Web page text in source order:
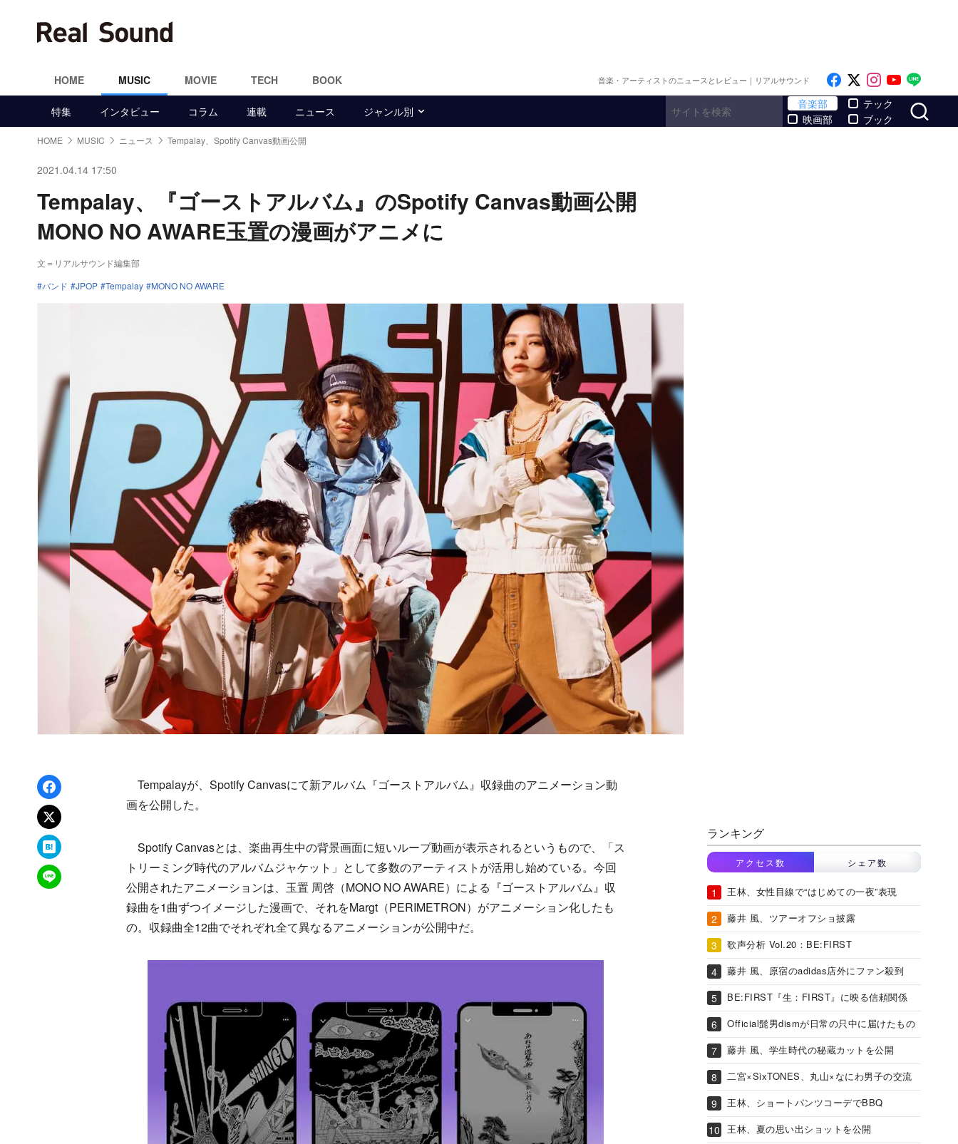
HOME MUSIC MOVIE TECH BOOK 音楽・アーティストのニュースとレビュー｜リアルサウンド Like on Facebook
Follow on x
Follow on
Follow
特集 インタビュー コラム 連載 ニュース ジャンル別
音楽部
映画部
テック
ブック
HOME MUSIC ニュース Tempalay、Spotify Canvas動画公開
2021.04.14 17:50
Tempalay、『ゴーストアルバム』のSpotify Canvas動画公開
MONO NO AWARE玉置の漫画がアニメに
文＝リアルサウンド編集部
バンド
JPOP Tempalay MONO NO AWARE
Facebookでシェア
xでポスト
はてなブックマーク
LINEで送る
Tempalayが、Spotify Canvasにて新アルバム『ゴーストアルバム』収録曲のアニメーション動
画を公開した。
Spotify Canvasとは、楽曲再生中の背景画面に短いループ動画が表示されるというもので、「ス
トリーミング時代のアルバムジャケット」として多数のアーティストが活用し始めている。今回
公開されたアニメーションは、玉置 周啓（MONO NO AWARE）による『ゴーストアルバム』収
録曲を1曲ずつイメージした漫画で、それをMargt（PERIMETRON）がアニメーション化したも
の。収録曲全12曲でそれぞれ全て異なるアニメーションが公開中だ。
ランキング
アクセス数 シェア数
王林、女性目線で“はじめての一夜”表現
藤井 風、ツアーオフショ披露
歌声分析 Vol.20：BE:FIRST
藤井 風、原宿のadidas店外にファン殺到
BE:FIRST『生：FIRST』に映る信頼関係
Official髭男dismが日常の只中に届けたもの
藤井 風、学生時代の秘蔵カットを公開
二宮×SixTONES、丸山×なにわ男子の交流
王林、ショートパンツコーデでBBQ
王林、夏の思い出ショットを公開